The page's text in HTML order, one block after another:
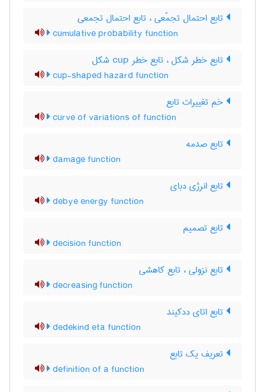
تابع احتمال تجمّعی ، تابع احتمال تجمعی
cumulative probability function
تابع خطر شکل ، تابع خطر ‌c‌u‌p شکل
cup-shaped hazard function
خم تغییرات تابع
curve of variations of function
تابع صدمه
damage function
تابع انرژی دبای
debye energy function
تابع تصمیم
decision function
تابع نزولی ، تابع کاهشی
decreasing function
تابع اتای ددکیند
dedekind eta function
تعریف یک تابع
definition of a function